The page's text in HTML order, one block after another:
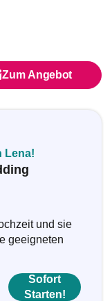
Zum Angebot
Lena!
und sie
geeigneten
Sofort
Starten!